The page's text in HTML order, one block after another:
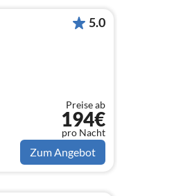
5.0
Preise ab
194€
pro Nacht
Zum Angebot